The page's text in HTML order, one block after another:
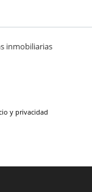
inmobiliarias
y privacidad